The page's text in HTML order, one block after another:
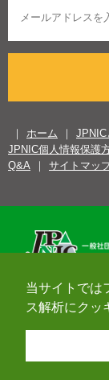
当サイトでは
ス解析にクッ
ホーム JPNIC
JPNIC個人情報保護
Q&A
サイトマッ
Copyright© 1996-